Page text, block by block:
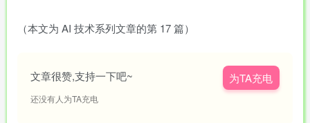
（本文为 AI 技术系列文章的第 17 篇）
文章很赞,支持一下吧~
还没有人为TA充电
为TA充电